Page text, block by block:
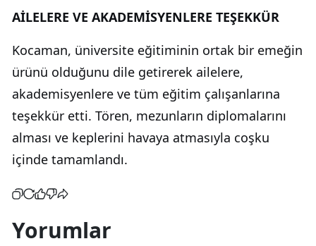
AİLELERE VE AKADEMİSYENLERE TEŞEKKÜR
Kocaman, üniversite eğitiminin ortak bir emeğin
ürünü olduğunu dile getirerek ailelere,
akademisyenlere ve tüm eğitim çalışanlarına
teşekkür etti. Tören, mezunların diplomalarını
alması ve keplerini havaya atmasıyla coşku
içinde tamamlandı.
Yorumlar